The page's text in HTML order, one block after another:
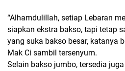
“Alhamdulillah, setiap Lebaran
siapkan ekstra bakso, tapi tetap
yang suka bakso besar, katanya
Mak Ci sambil tersenyum.
Selain bakso jumbo, tersedia